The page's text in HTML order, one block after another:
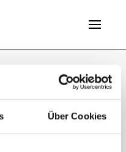
Über Cookies